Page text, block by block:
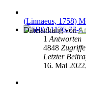
(Linnaeus, 1758)
Dateianhangvon
1 Antworten
4848 Zugriffe
Letzter
16. Mai